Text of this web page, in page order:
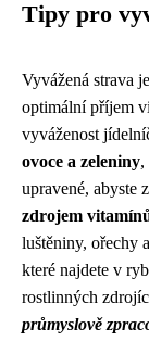
Tipy pro
Vyvážená strava
optimální příjem
vyváženost
ovoce a zeleniny,
upravené, abyste
zdrojem
luštěniny, ořechy
které najdete v
rostlinných
průmyslově